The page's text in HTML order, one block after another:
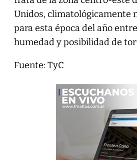
Unidos, climatológicamente
para esta época del año
humedad y posibilidad de
Fuente: TyC